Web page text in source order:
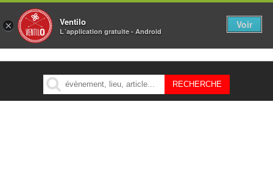
MENU
× Ventilo
L´application gratuite - Android
Voir